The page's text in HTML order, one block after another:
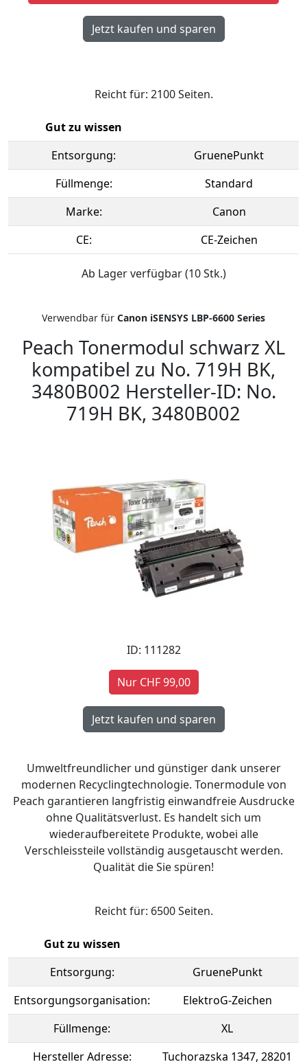
Reicht für: 2100 Seiten.
Gut zu wissen
Entsorgung:
GruenePunkt
Füllmenge:
Standard
Marke:
Canon
CE:
CE-Zeichen
Ab Lager verfügbar (10 Stk.)
Verwendbar für Canon iSENSYS LBP-6600 Series
Peach Tonermodul schwarz XL
kompatibel zu No. 719H BK,
3480B002 Hersteller-ID: No.
719H BK, 3480B002
ID: 111282
Nur CHF 99,00
Umweltfreundlicher und günstiger dank unserer
modernen Recyclingtechnologie. Tonermodule von
Peach garantieren langfristig einwandfreie Ausdrucke
ohne Qualitätsverlust. Es handelt sich um
wiederaufbereitete Produkte, wobei alle
Verschleissteile vollständig ausgetauscht werden.
Qualität die Sie spüren!
Reicht für: 6500 Seiten.
Gut zu wissen
Entsorgung:
GruenePunkt
Entsorgungsorganisation:
ElektroG-Zeichen
Füllmenge:
XL
Hersteller Adresse:
Tuchorazska 1347, 28201